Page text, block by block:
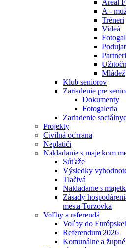
Areál
A -
Tréneri
Videá
Partneri
Mládež
Klub seniorov
Zariadenie pre
Dokumenty
Fotogaleria
Zariadenie
Projekty
Civilná ochrana
Neplatiči
Nakladanie s majetkom
Súťaže
Výsledky
Tlačivá
Nakladanie s
Zásady
mesta Turzovka
Voľby a referendá
Voľby do
Referendum 2026
Komunálne a